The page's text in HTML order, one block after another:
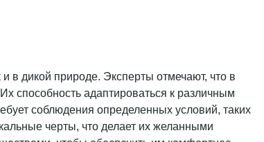
в дикой природе. Эксперты отмечают, что в
способность адаптироваться к различным
соблюдения определенных условий, таких
черты, что делает их желанными